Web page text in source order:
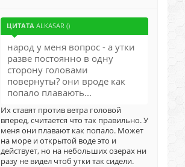
ЦИТАТА ALKASAR ()
народ у меня вопрос - а утки
разве постоянно в одну
сторону головами
повернуты? они вроде как
попало плавають...
Их ставят против ветра головой
вперед, считается что так правильно. У
меня они плавают как попало. Может
на море и открытой воде это и
действует, но на небольших озерах ни
разу не видел чтоб утки так сидели.